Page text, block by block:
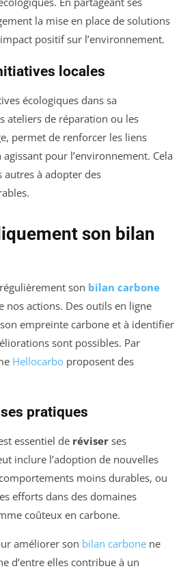
la mise en place de solutions
positif sur l’environnement.
locales
écologiques dans sa
ateliers de réparation ou les
permet de renforcer les liens
pour l’environnement. Cela
autres à adopter des
son bilan
son bilan carbone
nos actions. Des outils en ligne
empreinte carbone et à identifier
sont possibles. Par
Hellocarbo proposent des
pratiques
essentiel de réviser ses
inclure l’adoption de nouvelles
moins durables, ou
efforts dans des domaines
coûteux en carbone.
améliorer son bilan carbone ne
d’entre elles contribue à un